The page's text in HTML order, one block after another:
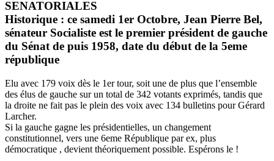
SENATORIALES
Historique : ce samedi 1er Octobre, Jean Pierre Bel,
sénateur Socialiste est le premier président de gauche
du Sénat de puis 1958, date du début de la 5eme
république
Elu avec 179 voix dès le 1er tour, soit une de plus que l’ensemble
des élus de gauche sur un total de 342 votants exprimés, tandis que
la droite ne fait pas le plein des voix avec 134 bulletins pour Gérard
Larcher.
Si la gauche gagne les présidentielles, un changement
constitutionnel, vers une 6eme République par ex, plus
démocratique , devient théoriquement possible. Espérons le !